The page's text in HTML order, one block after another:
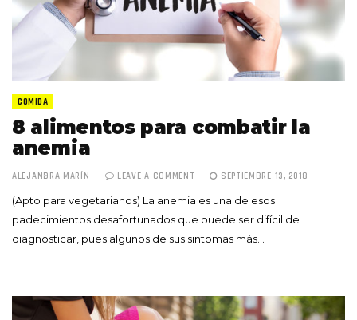
COMIDA
8 alimentos para combatir la
anemia
ALEJANDRA MARÍN LEAVE A COMMENT SEPTIEMBRE 13, 2018
(Apto para vegetarianos) La anemia es una de esos
padecimientos desafortunados que puede ser difícil de
diagnosticar, pues algunos de sus sintomas más…